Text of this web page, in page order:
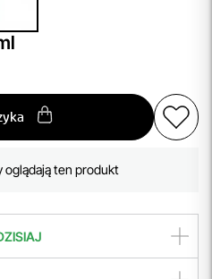
oglądają ten produkt
dużą popularnością